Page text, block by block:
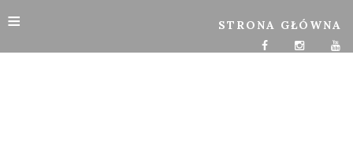
≡ STRONA GŁÓWNA